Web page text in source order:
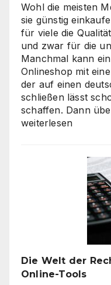
Wohl die meisten
sie günstig
für viele die
und zwar für die
Manchmal kann
Onlineshop mit
der auf einen
schließen lässt
schaffen. Dann
weiterlesen
Die Welt der
Online-Tools